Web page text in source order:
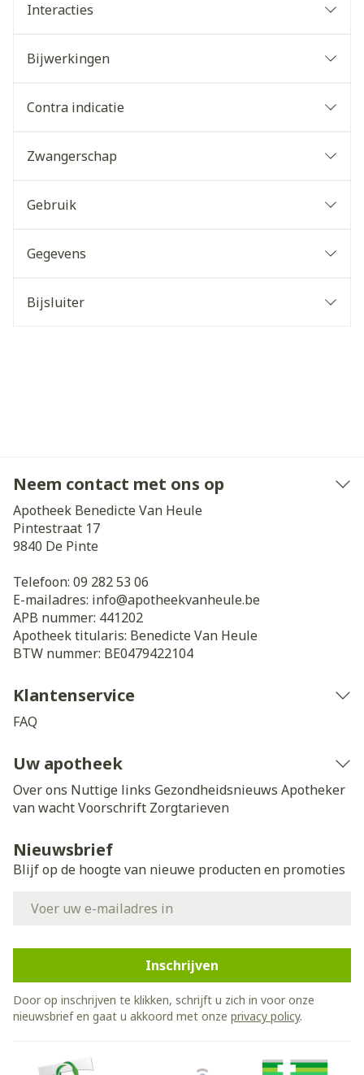
Interacties
Bijwerkingen
Contra indicatie
Zwangerschap
Gebruik
Gegevens
Bijsluiter
Neem contact met ons op
Apotheek Benedicte Van Heule
Pintestraat 17
9840 De Pinte
Telefoon: 09 282 53 06
E-mailadres: info@apotheekvanheule.be
APB nummer: 441202
Apotheek titularis: Benedicte Van Heule
BTW nummer: BE0479422104
Klantenservice
FAQ
Uw apotheek
Over ons Nuttige links Gezondheidsnieuws Apotheker
van wachtVoorschrift Zorgtarieven
Nieuwsbrief
Blijf op de hoogte van nieuwe producten en promoties
Inschrijven
Door op inschrijven te klikken, schrijft u zich in voor onze
nieuwsbrief en gaat u akkoord met onze privacy policy.